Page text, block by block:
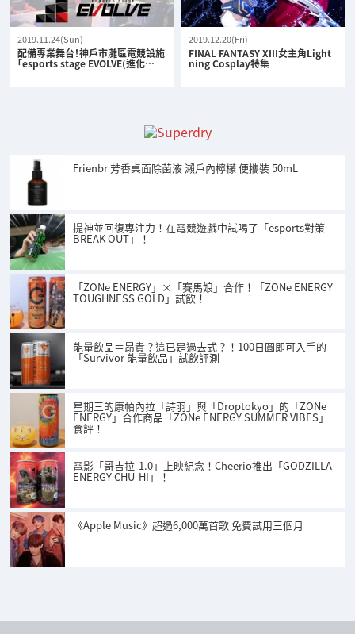
2019.11.24(Sun)
配備專業舞台！神戶市灘區電競設施
「esports stage EVOLVE(進化…
2019.12.20(Fri)
FINAL FANTASY XIII女主角Light
ning Cosplay特集
Frienbr 芳香桌面除菌液 瀨戶內檸檬 便攜裝 50mL
提神並回復專注力！在電競遊戲中試喝了「esports對策
BREAK OUT」！
「ZONe ENERGY」×「賽馬娘」合作！「ZONe ENERGY
TOUGHNESS GOLD」試飲！
能量飲品＝昂貴？這已是過去式？！100日圓即可入手的
「Survivor 能量飲品」試飲評測
星期三的康帕內拉「詩羽」與「Droptokyo」的「ZONe
ENERGY」合作商品「ZONe ENERGY SUMMER VIBES」
食評！
電影「哥吉拉-1.0」上映紀念！Cheerio推出「GODZILLA
ENERGY CHU-HI」！
《Apple Music》超過6,000萬首歌 免費試用三個月